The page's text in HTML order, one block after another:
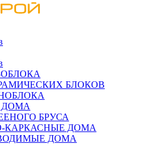
БЛОКОВ
ДОМА
БРУСА
КАРКАСНЫЕ ДОМА
ДОМА